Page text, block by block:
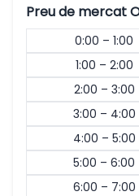
Preu de mercat
0:00 – 1:00
1:00 – 2:00
2:00 – 3:00
3:00 – 4:00
4:00 – 5:00
5:00 – 6:00
6:00 – 7:00